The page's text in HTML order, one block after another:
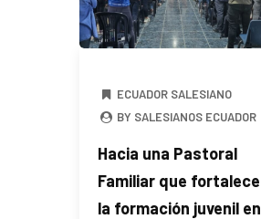
ECUADOR SALESIANO
BY SALESIANOS ECUADOR
Hacia una Pastoral
Familiar que fortalece
la formación juvenil en